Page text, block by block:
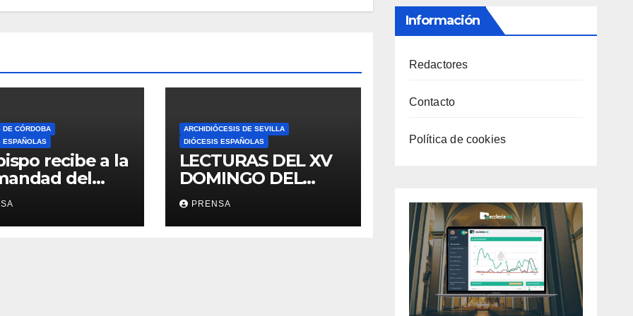
DE CÓRDOBA
ESPAÑOLAS
recibe a la
del
ARCHIDIÓCESIS DE SEVILLA
DIÓCESIS ESPAÑOLAS
LECTURAS DEL XV
DOMINGO DEL
TIEMPO
ORDINARIO (A)
PRENSA
Información
Redactores
Contacto
Política de cookies